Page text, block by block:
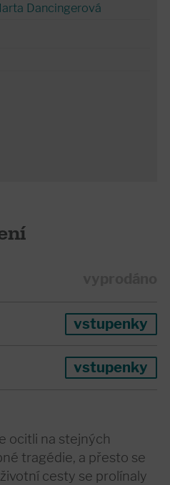
Dancingerová
vstupenky
vstupenky
ocitli na stejných
tragédie, a přesto se
cesty se prolínaly